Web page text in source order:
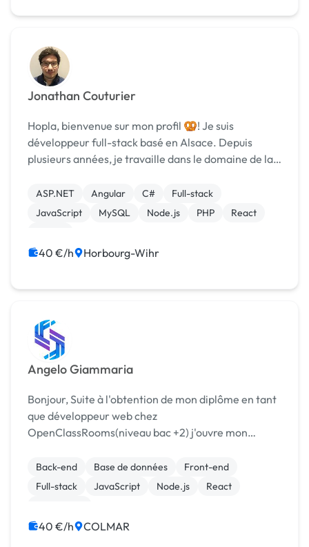
Jonathan Couturier
Hopla, bienvenue sur mon profil 🥨! Je suis
développeur full-stack basé en Alsace. Depuis
plusieurs années, je travaille dans le domaine de la
différentes ONG et associations. Je serai ravi...
ASP.NET Angular C#
Full-stack
JavaScript
MySQL Node.js PHP
React
40 €/h Horbourg-Wihr
Angelo Giammaria
Bonjour, Suite à l'obtention de mon diplôme en tant
que développeur web chez
OpenClassRooms(niveau bac +2) j'ouvre mon
pour les particuliers ou pour les entreprises j'offre
mon expertise pour des p...
Back-end Base de données
Front-end
Full-stack
JavaScript Node.js
React
40 €/h COLMAR